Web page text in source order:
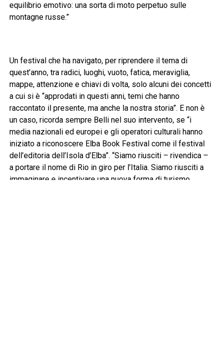
equilibrio emotivo: una sorta di moto perpetuo sulle
montagne russe.”
Un festival che ha navigato, per riprendere il tema di
quest’anno, tra radici, luoghi, vuoto, fatica, meraviglia,
mappe, attenzione e chiavi di volta, solo alcuni dei concetti
a cui si è “approdati in questi anni, temi che hanno
raccontato il presente, ma anche la nostra storia”. E non è
un caso, ricorda sempre Belli nel suo intervento, se “i
media nazionali ed europei e gli operatori culturali hanno
iniziato a riconoscere Elba Book Festival come il festival
dell’editoria dell’Isola d’Elba”. “Siamo riusciti – rivendica –
a portare il nome di Rio in giro per l’Italia. Siamo riusciti a
immaginare e incentivare una nuova forma di turismo